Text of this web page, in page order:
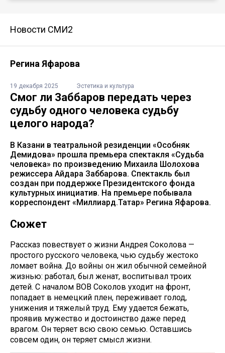
Новости СМИ2
Регина Яфарова
19 декабря 2025 Эстетика и культура
Смог ли Заббаров передать через
судьбу одного человека судьбу
целого народа?
В Казани в театральной резиденции «Особняк
Демидова» прошла премьера спектакля «Судьба
человека» по произведению Михаила Шолохова
режиссера Айдара Заббарова. Спектакль был
создан при поддержке Президентского фонда
культурных инициатив. На премьере побывала
корреспондент «Миллиард.Татар» Регина Яфарова.
Сюжет
Рассказ повествует о жизни Андрея Соколова —
простого русского человека, чью судьбу жестоко
ломает война. До войны он жил обычной семейной
жизнью: работал, был женат, воспитывал троих
детей. С началом ВОВ Соколов уходит на фронт,
попадает в немецкий плен, переживает голод,
унижения и тяжелый труд. Ему удается бежать,
проявив мужество и достоинство даже перед
врагом. Он теряет всю свою семью. Оставшись
совсем один, он теряет смысл жизни.